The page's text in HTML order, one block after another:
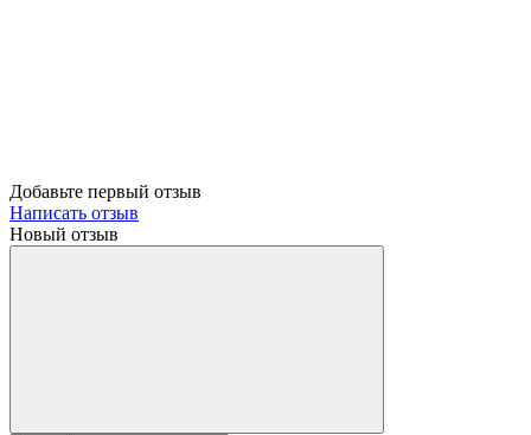
Добавьте первый отзыв
Написать отзыв
Новый отзыв